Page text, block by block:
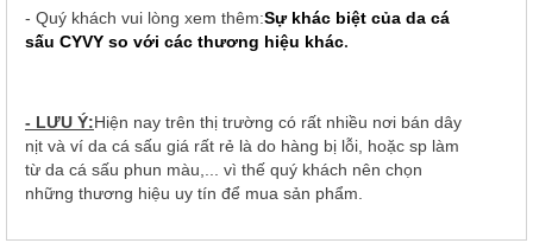
- Quý khách vui lòng xem thêm:Sự khác biệt của da cá
sấu CYVY so với các thương hiệu khác.
- LƯU Ý:Hiện nay trên thị trường có rất nhiều nơi bán dây
nịt và ví da cá sấu giá rất rẻ là do hàng bị lỗi, hoặc sp làm
từ da cá sấu phun màu,... vì thế quý khách nên chọn
những thương hiệu uy tín để mua sản phẩm.